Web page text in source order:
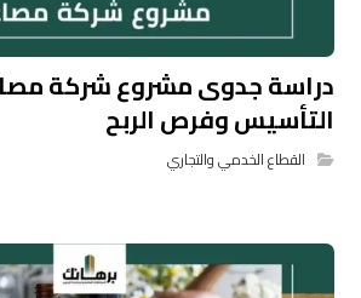
دراسة جدوى مشروع شركة
التأسيس وفرص الربح
القطاع الخدمي والتجاري